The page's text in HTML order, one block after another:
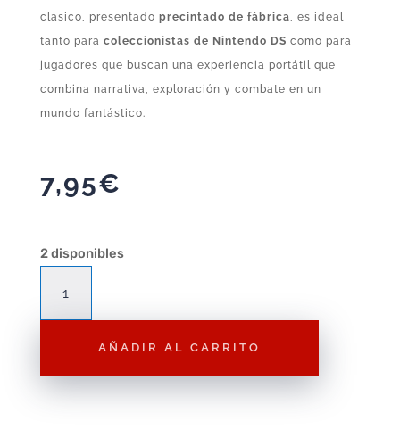
clásico, presentado precintado de fábrica , es ideal
tanto para coleccionistas de Nintendo DS como para
jugadores que buscan una experiencia portátil que
combina narrativa, exploración y combate en un
mundo fantástico.
7,95€
2 disponibles
Crónicas
de
AÑADIR AL CARRITO